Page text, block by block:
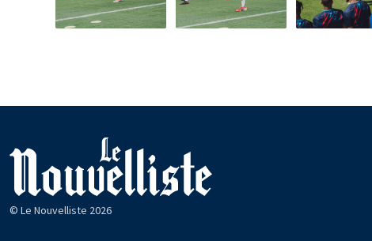
© Le Nouvelliste 2026